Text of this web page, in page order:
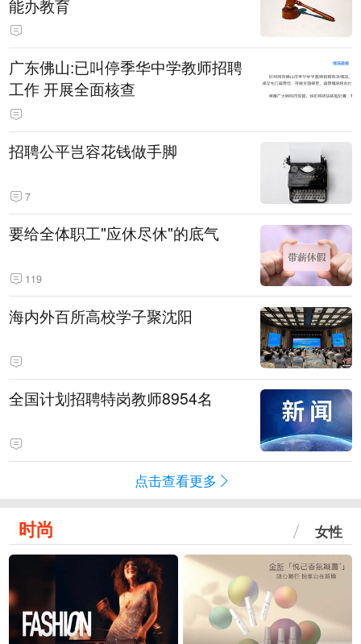
能办教育
广东佛山:已叫停季华中学教师招聘
工作 开展全面核查
招聘公平岂容花钱做手脚
7
要给全体职工"应休尽休"的底气
119
海内外百所高校学子聚沈阳
全国计划招聘特岗教师8954名
点击查看更多
时尚 女性